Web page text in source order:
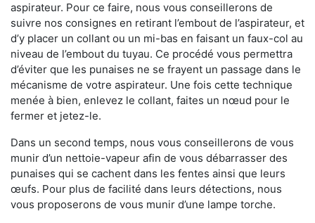
aspirateur. Pour ce faire, nous vous conseillerons de
suivre nos consignes en retirant l’embout de l’aspirateur, et
d’y placer un collant ou un mi-bas en faisant un faux-col au
niveau de l’embout du tuyau. Ce procédé vous permettra
d’éviter que les punaises ne se frayent un passage dans le
mécanisme de votre aspirateur. Une fois cette technique
menée à bien, enlevez le collant, faites un nœud pour le
fermer et jetez-le.
Dans un second temps, nous vous conseillerons de vous
munir d’un nettoie-vapeur afin de vous débarrasser des
punaises qui se cachent dans les fentes ainsi que leurs
œufs. Pour plus de facilité dans leurs détections, nous
vous proposerons de vous munir d’une lampe torche.